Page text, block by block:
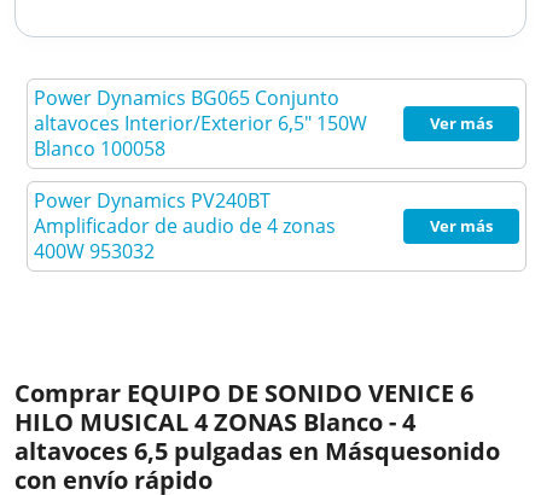
Power Dynamics BG065 Conjunto
altavoces Interior/Exterior 6,5" 150W
Blanco 100058
Ver más
Power Dynamics PV240BT
Amplificador de audio de 4 zonas
400W 953032
Ver más
Comprar EQUIPO DE SONIDO VENICE 6
HILO MUSICAL 4 ZONAS Blanco - 4
altavoces 6,5 pulgadas en Másquesonido
con envío rápido